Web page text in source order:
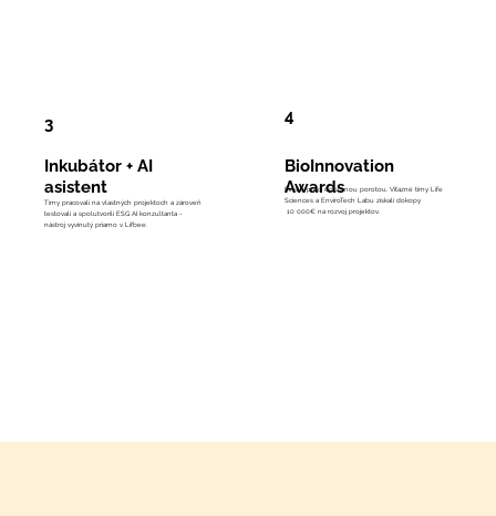
3
Inkubátor + AI
asistent
Tímy pracovali na vlastných projektoch a zároveň
testovali a spolutvorili ESG AI konzultanta -
nástroj vyvinutý priamo v Lifbee.
4
BioInnovation
Awards
Finále pred odbornou porotou. Víťazné tímy Life
Sciences a EnviroTech Labu získali dokopy
10 000€ na rozvoj projektov.